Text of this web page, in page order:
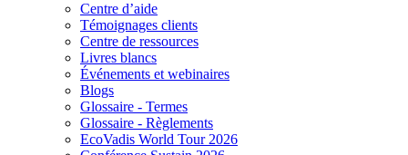
Centre d’aide
Témoignages clients
Centre de ressources
Livres blancs
Événements et webinaires
Blogs
Glossaire - Termes
Glossaire - Règlements
EcoVadis World Tour 2026